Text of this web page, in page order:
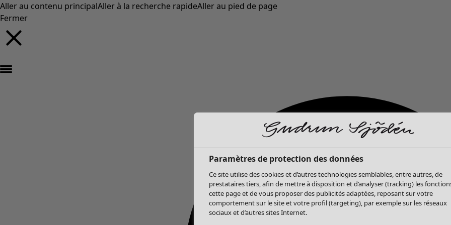
Aller au contenu principalAller à la recherche rapideAller au pied de page
Fermer
Paramètres de protection des données
Ce site utilise des cookies et d’autres technologies semblables, entre autres, de
prestataires tiers, afin de mettre à disposition et d’analyser (tracking) les
cette page et de vous proposer des publicités adaptées, reposant sur votre
comportement sur le site et votre profil (targeting), par exemple sur les réseaux
sociaux et d’autres sites Internet.